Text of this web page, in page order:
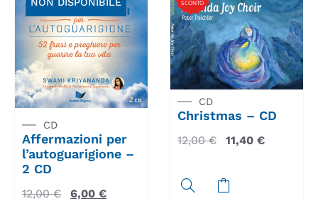
CD
Affermazioni per
l’autoguarigione –
2 CD
12,00€ 6,00 €
SCONTO
CD
Christmas – CD
12,00€ 11,40 €